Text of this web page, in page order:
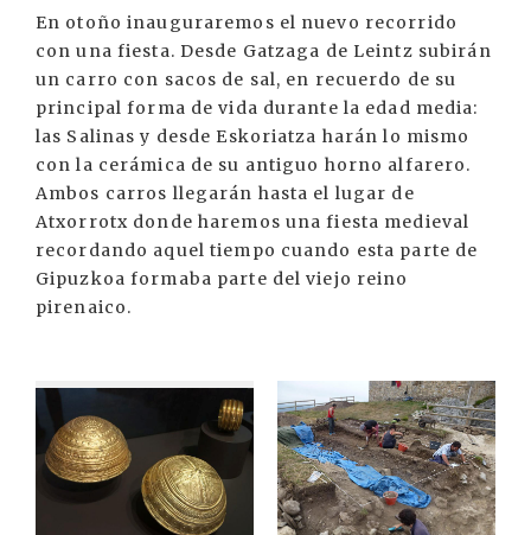
En otoño inauguraremos el nuevo recorrido
con una fiesta. Desde Gatzaga de Leintz subirán
un carro con sacos de sal, en recuerdo de su
principal forma de vida durante la edad media:
las Salinas y desde Eskoriatza harán lo mismo
con la cerámica de su antiguo horno alfarero.
Ambos carros llegarán hasta el lugar de
Atxorrotx donde haremos una fiesta medieval
recordando aquel tiempo cuando esta parte de
Gipuzkoa formaba parte del viejo reino
pirenaico.